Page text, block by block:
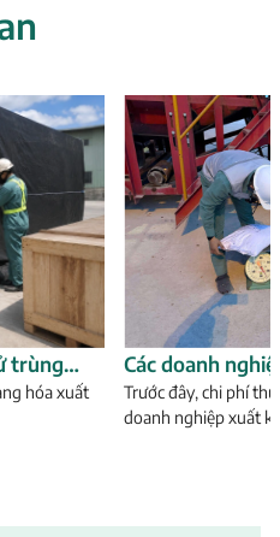
trùng
hóa xuất
Các doanh
lựa chọn đơn vị
chí nào?
Trước đây, chi phí
doanh nghiệp xuất